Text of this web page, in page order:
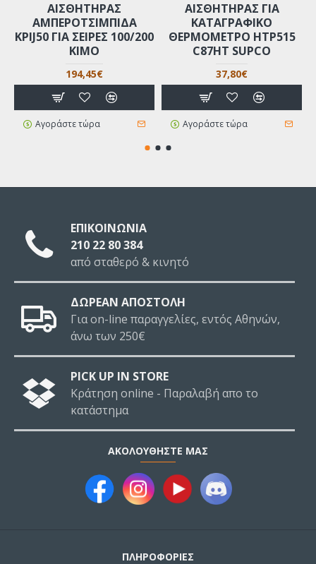
ΑΙΣΘΗΤΗΡΑΣ
ΑΜΠΕΡΟΤΣΙΜΠΙΔΑ
KPIJ50 ΓΙΑ ΣΕΙΡΈΣ 100/200
KIMO
194,45€
Αγοράστε τώρα
ΑΙΣΘΗΤΉΡΑΣ ΓΙΑ
ΚΑΤΑΓΡΑΦΙΚΌ
ΘΕΡΜΌΜΕΤΡΟ ΗΤΡ515
C87ΗΤ SUPCO
37,80€
Αγοράστε τώρα
ΕΠΙΚΟΙΝΩΝΙΑ
210 22 80 384
από σταθερό & κινητό
ΔΩΡΕΑΝ ΑΠΟΣΤΟΛΗ
Για on-line παραγγελίες, εντός Αθηνών,
άνω των 250€
PICK UP IN STORE
Κράτηση online - Παραλαβή απο το
κατάστημα
ΑΚΟΛΟΥΘΉΣΤΕ ΜΑΣ
ΠΛΗΡΟΦΟΡΙΕΣ